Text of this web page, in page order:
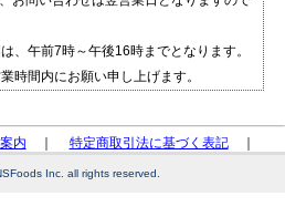
、午前7時～午後16時までとなります。
間内にお願い申し上げます。
内 特定商取引法に基づく表記｜
Inc. all rights reserved.